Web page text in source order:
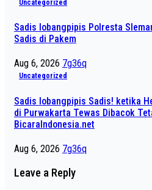
Uncategorized
Sadis lobangpipis Polresta
Sadis di Pakem
Aug 6, 2026 7g36q
Uncategorized
Sadis lobangpipis Sadis! ketika
di Purwakarta Tewas Dibacok
BicaraIndonesia.net
Aug 6, 2026 7g36q
Leave a Reply